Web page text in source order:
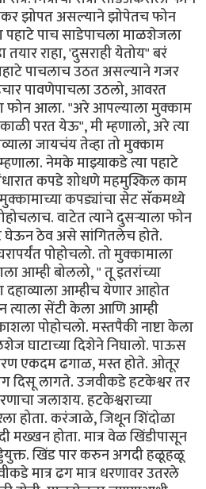
झोपत असल्याने झोपेतच फोन
पहाटे पाच साडेपाचला माळशेजला
तयार राहा, 'दुसराही येतोय" बरं
पाचलाच उठत असल्याने गजर
पावणेपाचला उठलो, आवरत
फोन आला. "अरे आपल्याला मुक्काम
परत येऊ", मी म्हणालो, अरे त्या
जायचंय तेव्हा तो मुक्काम
नेमके माझ्याकडे त्या पहाटे
कपडे शोधणे महमुश्किल काम
कपड्यांचा सेट सॅकमध्ये
वाटेत त्याने दुसर्‍याला फोन
घेऊन ठेव असे सांगितलेच होते.
पोहोचलो. तो मुक्कामाला
आम्ही बोललो, " तू इतरांच्या
दहाव्याला आम्हीच येणार आहोत
सेंटी केला आणि आम्ही
पोहोचलो. मस्तपैकी नाष्टा केला
घाटाच्या दिशेने निघालो. पाऊस
एकदम ढगाळ, मस्त होते. ओतूर
दिसू लागते. उजवीकडे हटकेश्वर तर
जलाशय. हटकेश्वराच्या
होता. करंजाळे, जिथून शिंदोळा
मख्खन होता. मात्र वेळ खिंडीपासून
खिंड पार करुन अगदी हळूहळू
मात्र ढग मात्र धरणावर उतरले